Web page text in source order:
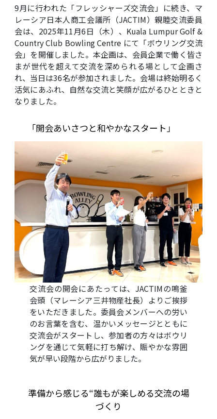
9月に行われた「フレッシャーズ交流会」に続き、マ
レーシア日本人商工会議所（JACTIM）親睦交流委員
会は、2025年11月6日（木）、Kuala Lumpur Golf &
Country Club Bowling Centre にて「ボウリング交流
会」を開催しました。本企画は、会員企業で働く皆さ
まが世代を超えて交流を深められる場として企画さ
れ、当日は36名が参加されました。会場は終始明るく
活気にあふれ、自然な交流と笑顔が広がるひとときと
なりました。
「開会あいさつと和やかなスタート」
交流会の開会にあたっては、JACTIMの鳴釜
会頭（マレーシア三井物産社長）よりご挨拶
をいただきました。委員会メンバーへの労い
のお言葉を含む、温かいメッセージとともに
交流会がスタートし、参加者の方々はボウリ
ングを通じて気軽に打ち解け、賑やかな雰囲
気が早い段階から広がりました。
準備から感じる“誰もが楽しめる交流の場
づくり